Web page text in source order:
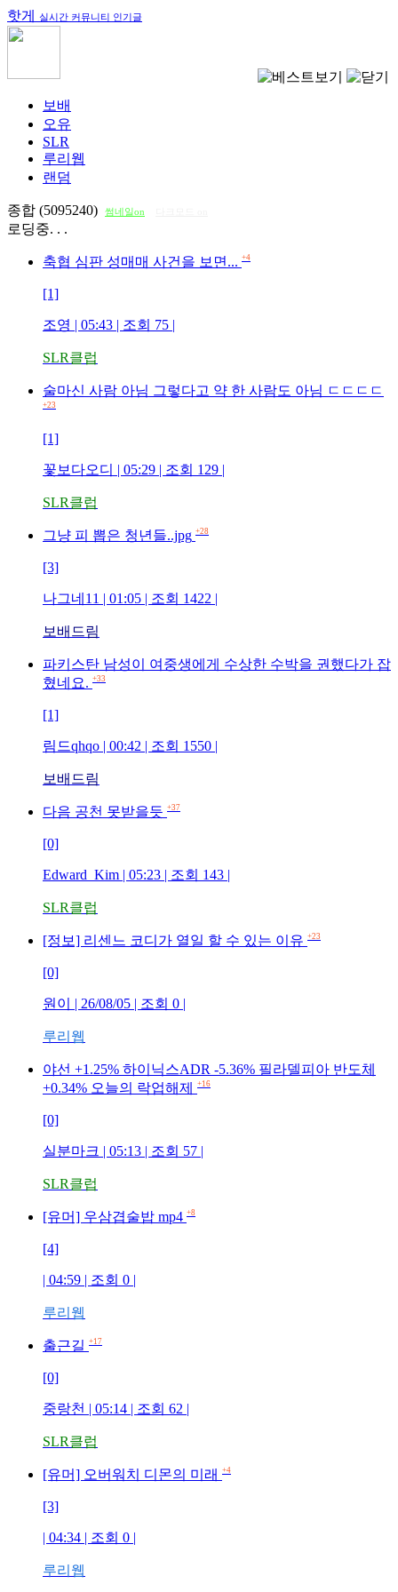
핫게 실시간 커뮤니티 인기글
보배
오유
SLR
루리웹
랜덤
종합 (5095240) 썸네일on
로딩중. . .
축협 심판 성매매 사건을 보면... +4
[1]
조영 | 05:43 | 조회 75 |
SLR클럽
술마신 사람 아님 그렇다고 약 한 사람도 아님 ㄷㄷㄷㄷ
+23
[1]
꽃보다오디 | 05:29 | 조회 129 |
SLR클럽
그냥 피 뽑은 청년들..jpg +28
[3]
나그네11 | 01:05 | 조회 1422 |
보배드림
파키스탄 남성이 여중생에게 수상한 수박을 권했다가 잡
혔네요. +33
[1]
림드qhqo | 00:42 | 조회 1550 |
보배드림
다음 공천 못받을듯 +37
[0]
Edward_Kim | 05:23 | 조회 143 |
SLR클럽
[정보] 리센느 코디가 열일 할 수 있는 이유 +23
[0]
원이 | 26/08/05 | 조회 0 |
루리웹
야선 +1.25% 하이닉스ADR -5.36% 필라델피아 반도체
+0.34% 오늘의 락업해제
+16
[0]
실분마크 | 05:13 | 조회 57 |
SLR클럽
[유머] 우삼겹술밥 mp4 +8
[4]
| 04:59 | 조회 0 |
루리웹
출근길 +17
[0]
중랑천 | 05:14 | 조회 62 |
SLR클럽
[유머] 오버워치 디몬의 미래 +4
[3]
| 04:34 | 조회 0 |
루리웹